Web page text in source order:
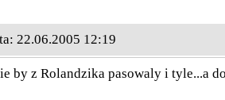
22.06.2005 12:19
by z Rolandzika pasowaly i tyle...a